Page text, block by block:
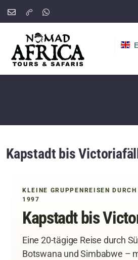
Kapstadt bis
KLEINE GRUPPENREISEN
1997
Kapstadt bis
Eine 20-tägige Reise durch
Botswana und Simbabwe –